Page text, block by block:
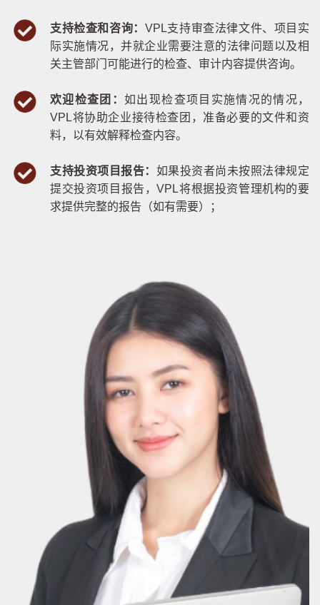
支持检查和咨询： VPL支持审查法律文件、项目实
际实施情况，并就企业需要注意的法律问题以及相
关主管部门可能进行的检查、审计内容提供咨询。
欢迎检查团：如出现检查项目实施情况的情况，
VPL将协助企业接待检查团，准备必要的文件和资
料，以有效解释检查内容。
支持投资项目报告： 如果投资者尚未按照法律规定
提交投资项目报告，VPL将根据投资管理机构的要
求提供完整的报告（如有需要）；